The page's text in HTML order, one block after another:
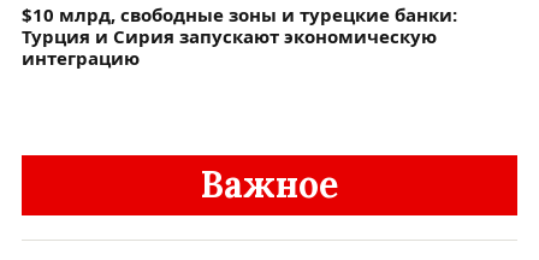
$10 млрд, свободные зоны и турецкие банки:
Турция и Сирия запускают экономическую
интеграцию
Важное